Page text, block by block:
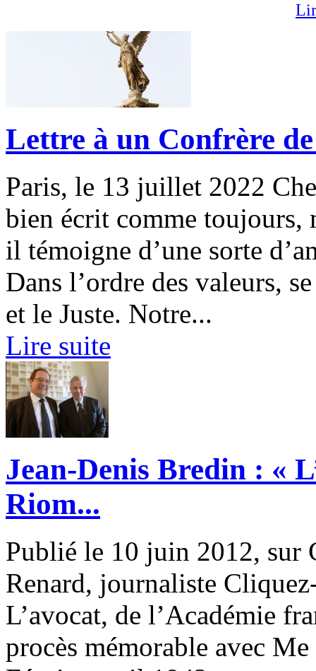
Lettre à un Confrère
Paris, le 13 juillet 2022
bien écrit comme toujours,
il témoigne d’une sorte
Dans l’ordre des valeurs,
et le Juste. Notre...
Lire suite
Jean-Denis Bredin : «
Riom...
Publié le 10 juin 2012, sur
Renard, journaliste
L’avocat, de l’Académie
procès mémorable avec